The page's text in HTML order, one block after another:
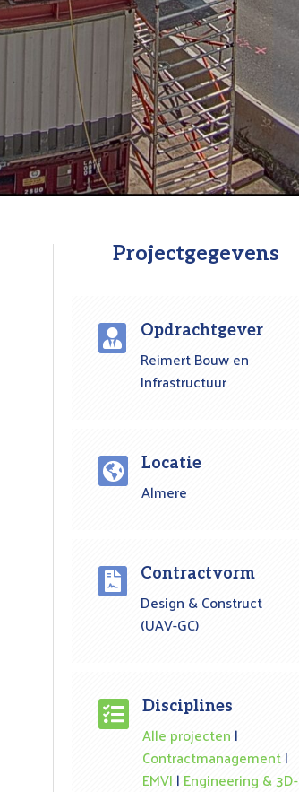
Projectgegevens
 Opdrachtgever
Reimert Bouw en
Infrastructuur
 Locatie
Almere
 Contractvorm
Design & Construct
(UAV-GC)
 Disciplines
Alle projecten |
Contractmanagement|
EMVI | Engineering & 3D-